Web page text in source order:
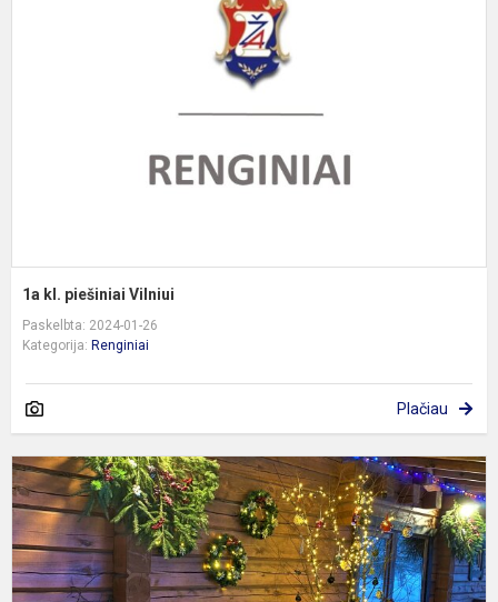
1a kl. piešiniai Vilniui
Paskelbta: 2024-01-26
Kategorija: Renginiai
Plačiau